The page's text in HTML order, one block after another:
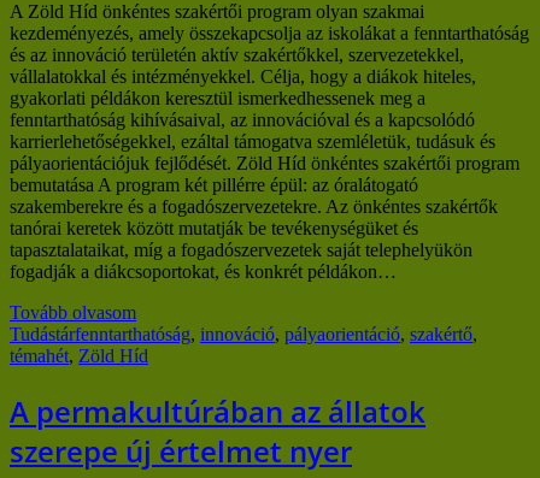
A Zöld Híd önkéntes szakértői program olyan szakmai
kezdeményezés, amely összekapcsolja az iskolákat a fenntarthatóság
és az innováció területén aktív szakértőkkel, szervezetekkel,
vállalatokkal és intézményekkel. Célja, hogy a diákok hiteles,
gyakorlati példákon keresztül ismerkedhessenek meg a
fenntarthatóság kihívásaival, az innovációval és a kapcsolódó
karrierlehetőségekkel, ezáltal támogatva szemléletük, tudásuk és
pályaorientációjuk fejlődését. Zöld Híd önkéntes szakértői program
bemutatása A program két pillérre épül: az óralátogató
szakemberekre és a fogadószervezetekre. Az önkéntes szakértők
tanórai keretek között mutatják be tevékenységüket és
tapasztalataikat, míg a fogadószervezetek saját telephelyükön
fogadják a diákcsoportokat, és konkrét példákon…
Tovább olvasom
Tudástárfenntarthatóság, innováció, pályaorientáció, szakértő,
témahét, Zöld Híd
A permakultúrában az állatok
szerepe új értelmet nyer